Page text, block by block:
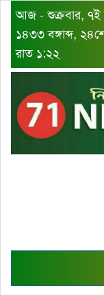
আজ - শুক্রবার, ৭ই
১৪৩৩ বঙ্গাব্দ,
রাত ১:২২